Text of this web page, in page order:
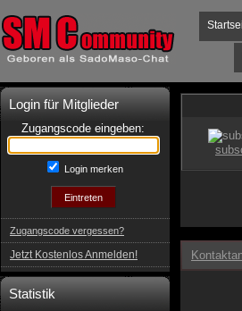
Login für Mitglieder
Zugangscode eingeben:
Login merken
Zugangscode vergessen?
Jetzt Kostenlos Anmelden!
Statistik